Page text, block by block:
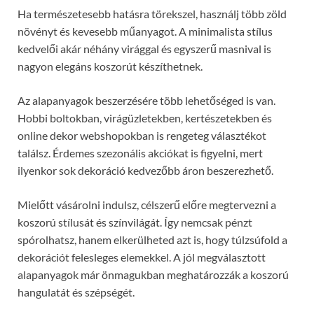
Ha természetesebb hatásra törekszel, használj több zöld
növényt és kevesebb műanyagot. A minimalista stílus
kedvelői akár néhány virággal és egyszerű masnival is
nagyon elegáns koszorút készíthetnek.
Az alapanyagok beszerzésére több lehetőséged is van.
Hobbi boltokban, virágüzletekben, kertészetekben és
online dekor webshopokban is rengeteg választékot
találsz. Érdemes szezonális akciókat is figyelni, mert
ilyenkor sok dekoráció kedvezőbb áron beszerezhető.
Mielőtt vásárolni indulsz, célszerű előre megtervezni a
koszorú stílusát és színvilágát. Így nemcsak pénzt
spórolhatsz, hanem elkerülheted azt is, hogy túlzsúfold a
dekorációt felesleges elemekkel. A jól megválasztott
alapanyagok már önmagukban meghatározzák a koszorú
hangulatát és szépségét.